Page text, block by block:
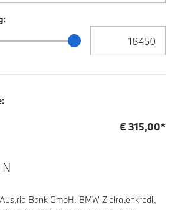
Schieberegler
€315,00*
Bank GmbH. BMW Zielratenkredit